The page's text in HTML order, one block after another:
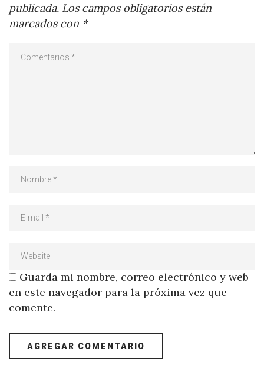
publicada. Los campos obligatorios están
marcados con *
Guarda mi nombre, correo electrónico y web
en este navegador para la próxima vez que
comente.